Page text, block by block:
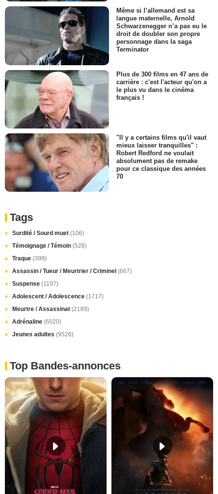
Même si l’allemand est sa
langue maternelle, Arnold
Schwarzenegger n’a pas eu le
droit de doubler son propre
personnage dans la saga
Terminator
Plus de 300 films en 47 ans de
carrière : c'est l'acteur qu'on a
le plus vu dans le cinéma
français !
"Il y a certains films qu'il vaut
mieux laisser tranquilles" :
Robert Redford ne voulait
absolument pas de remake
pour ce classique des années
70
Tags
Surdité / Sourd muet (106)
Témoignage / Témoin (528)
Traque (399)
Assassin / Tueur / Meurtrier / Criminel (667)
Suspense (1197)
Adolescent / Adolescence (1717)
Meurtre / Assassinat (2189)
Adrénaline (6020)
Jeunes adultes (9526)
Top Bandes-annonces